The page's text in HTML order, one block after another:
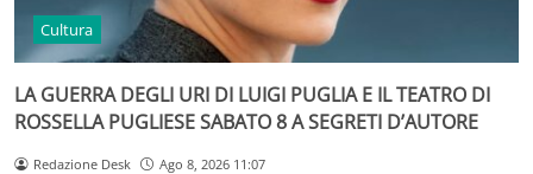
Cultura
LA GUERRA DEGLI URI DI LUIGI PUGLIA E IL TEATRO DI
ROSSELLA PUGLIESE SABATO 8 A SEGRETI D’AUTORE
Redazione Desk Ago 8, 2026 11:07